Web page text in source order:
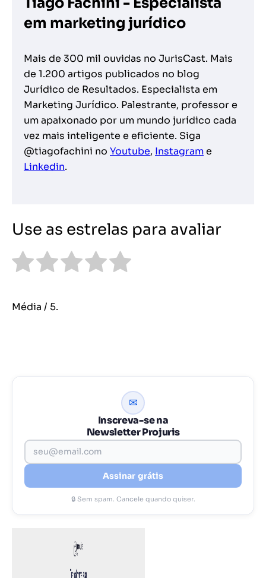
em marketing jurídico
Mais de 300 mil ouvidas no JurisCast. Mais
de 1.200 artigos publicados no blog
Jurídico de Resultados. Especialista em
Marketing Jurídico. Palestrante, professor e
um apaixonado por um mundo jurídico cada
vez mais inteligente e eficiente. Siga
@tiagofachini no Youtube, Instagrame
Linkedin.
Use as estrelas para avaliar
Média / 5.
✉
Inscreva-se na
Newsletter Projuris
Assinar grátis
🔒 Sem spam. Cancele quando quiser.